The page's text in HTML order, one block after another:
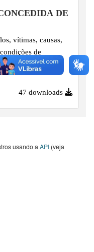
DE
vítimas, causas,
47 downloads
usando a API (veja